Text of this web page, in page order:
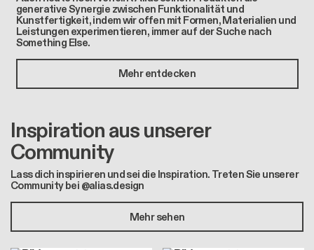
generative Synergie zwischen Funktionalität und
Kunstfertigkeit, indem wir offen mit Formen, Materialien und
Leistungen experimentieren, immer auf der Suche nach
Something Else.
Mehr entdecken
Inspiration aus unserer
Community
Lass dich inspirieren und sei die Inspiration. Treten Sie unserer
Community bei @alias.design
Mehr sehen